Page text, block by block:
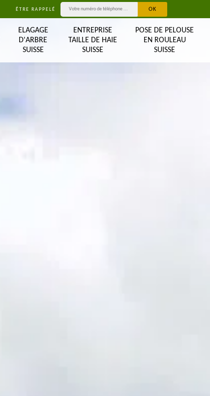
ÊTRE RAPPELÉ
ELAGAGE
D'ARBRE
SUISSE
ENTREPRISE
TAILLE DE HAIE
SUISSE
POSE DE PELOUSE
EN ROULEAU
SUISSE